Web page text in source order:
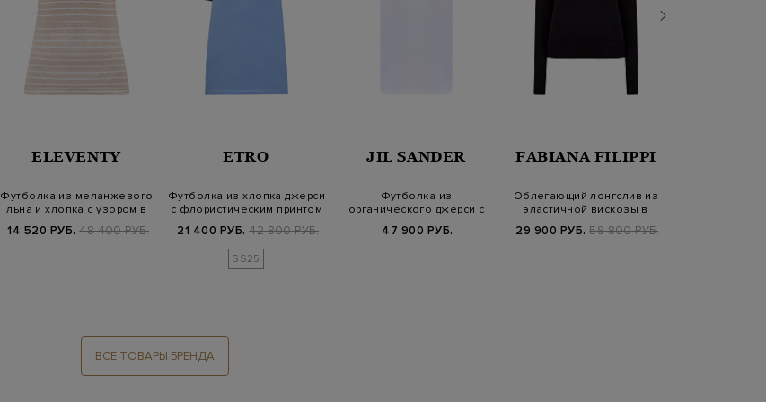
ELEVENTY
Футболка из меланжевого
льна и хлопка с узором в
14 520 РУБ. 48 400 РУБ.
ETRO
Футболка из хлопка джерси
с флористическим принтом
21 400 РУБ. 42 800 РУБ.
SS25
JIL SANDER
Футболка из
органического джерси с
47 900 РУБ.
FABIANA FILIPPI
Облегающий лонгслив из
эластичной вискозы в
29 900 РУБ. 59 800 РУБ.
ВСЕ ТОВАРЫ БРЕНДА